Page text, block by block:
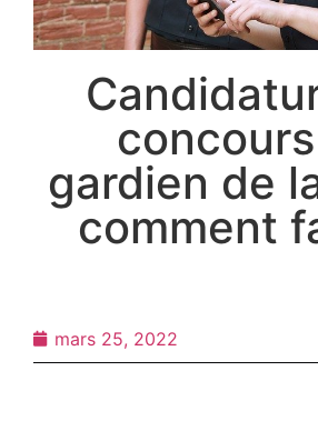
gardien de
comment
mars 25, 2022